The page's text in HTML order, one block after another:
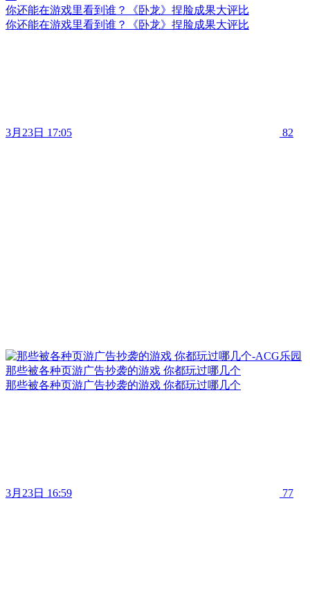
你还能在游戏里看到谁？《卧龙》捏脸成果大评比
你还能在游戏里看到谁？《卧龙》捏脸成果大评比
3月23日 17:05 82
那些被各种页游广告抄袭的游戏 你都玩过哪几个
那些被各种页游广告抄袭的游戏 你都玩过哪几个
3月23日 16:59 77